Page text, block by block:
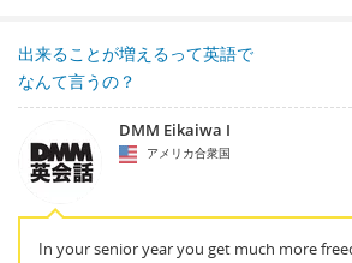
出来ることが増えるって英語で
なんて言うの？
DMM Eikaiwa I
アメリカ合衆国
In your senior year you get much more